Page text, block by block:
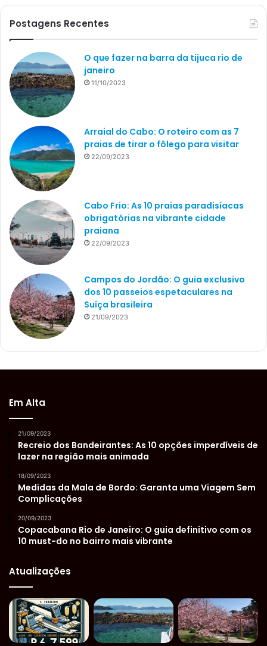
Postagens Recentes
O que fazer na barra da tijuca rio de
janeiro
11/10/2023
Arraial do Cabo: O roteiro com as 7
praias de tirar o fôlego para visitar
22/09/2023
Cabo Frio: As 10 praias paradisíacas
obrigatórias na vibrante cidade
praiana
22/09/2023
Campos do Jordão: O guia exclusivo
dos 10 passeios espetaculares na
Suíça brasileira
21/09/2023
Em Alta
21/09/2023
Recreio dos Bandeirantes: As 10 opções imperdíveis de
lazer na região mais animada
18/09/2023
Medidas da Mala de Bordo: Garanta uma Viagem Sem
Complicações
20/09/2023
Copacabana Rio de Janeiro: O guia definitivo com os
10 must-do no bairro mais vibrante
Atualizações